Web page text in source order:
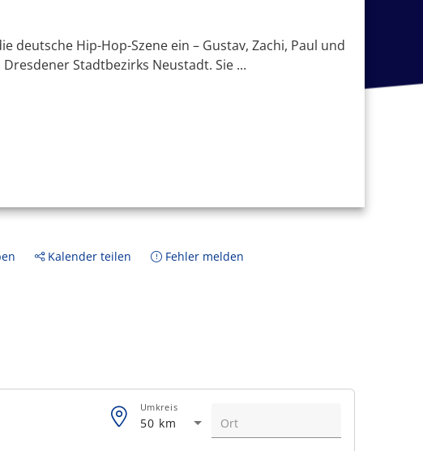
deutsche Hip-Hop-Szene ein – Gustav, Zachi, Paul und
Stadtbezirks Neustadt. Sie ...
Kalender teilen Fehler melden
50 km
Umkreis